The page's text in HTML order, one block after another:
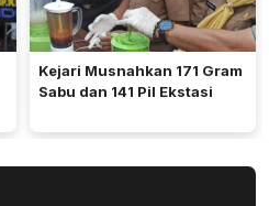
Kejari Musnahkan 171 Gram
Sabu dan 141 Pil Ekstasi